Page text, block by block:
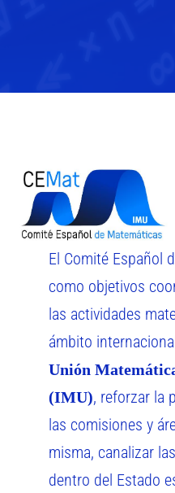
El Comité Español
como objetivos
las actividades
ámbito
Unión
(IMU), reforzar la
las comisiones y
misma, canalizar
dentro del Estado